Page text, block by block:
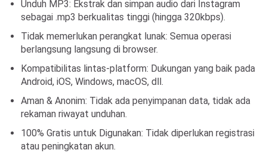
Unduh MP3: Ekstrak dan simpan audio dari Instagram
sebagai .mp3 berkualitas tinggi (hingga 320kbps).
Tidak memerlukan perangkat lunak: Semua operasi
berlangsung langsung di browser.
Kompatibilitas lintas-platform: Dukungan yang baik pada
Android, iOS, Windows, macOS, dll.
Aman & Anonim: Tidak ada penyimpanan data, tidak ada
rekaman riwayat unduhan.
100% Gratis untuk Digunakan: Tidak diperlukan registrasi
atau peningkatan akun.